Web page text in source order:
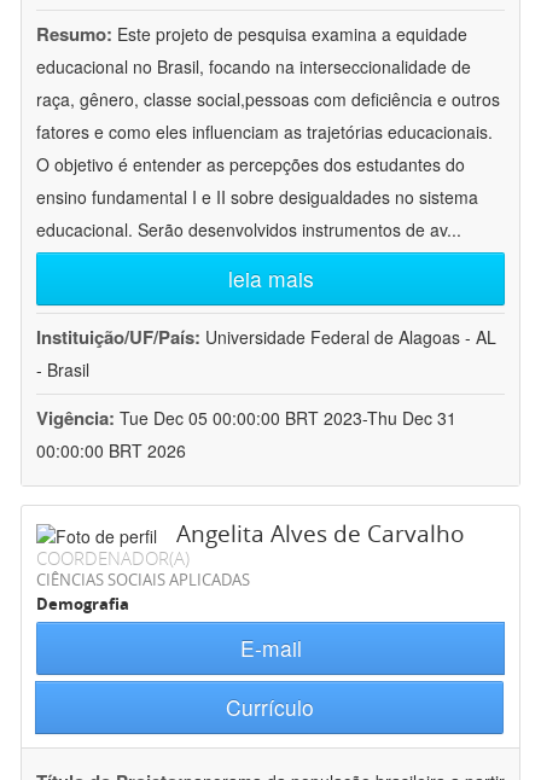
Resumo: Este projeto de pesquisa examina a equidade
educacional no Brasil, focando na interseccionalidade de
raça, gênero, classe social,pessoas com deficiência e outros
fatores e como eles influenciam as trajetórias educacionais.
O objetivo é entender as percepções dos estudantes do
ensino fundamental I e II sobre desigualdades no sistema
educacional. Serão desenvolvidos instrumentos de av...
leia mais
Instituição/UF/País: Universidade Federal de Alagoas - AL
- Brasil
Vigência: Tue Dec 05 00:00:00 BRT 2023-Thu Dec 31
00:00:00 BRT 2026
Angelita Alves de Carvalho
COORDENADOR(A)
CIÊNCIAS SOCIAIS APLICADAS
Demografia
E-mail
Currículo